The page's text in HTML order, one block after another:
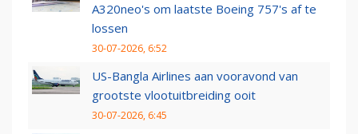
A320neo's om laatste Boeing 757's af te
lossen
30-07-2026, 6:52
US-Bangla Airlines aan vooravond van
grootste vlootuitbreiding ooit
30-07-2026, 6:45